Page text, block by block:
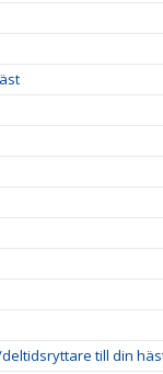
till din